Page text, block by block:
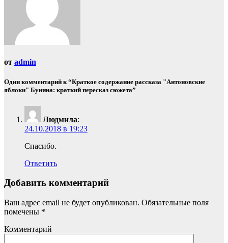
от admin
Один комментарий к “Краткое содержание рассказа "Антоновские
яблоки" Бунина: краткий пересказ сюжета”
Людмила:
24.10.2018 в 19:23
Спасибо.
Ответить
Добавить комментарий
Ваш адрес email не будет опубликован. Обязательные поля
помечены *
Комментарий